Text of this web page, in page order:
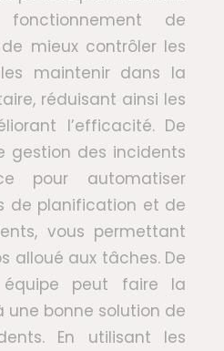
de
mieux contrôler les
maintenir dans la
réduisant ainsi les
l’efficacité. De
gestion des incidents
pour automatiser
de planification et de
vous permettant
alloué aux tâches. De
peut faire la
bonne solution de
En utilisant les